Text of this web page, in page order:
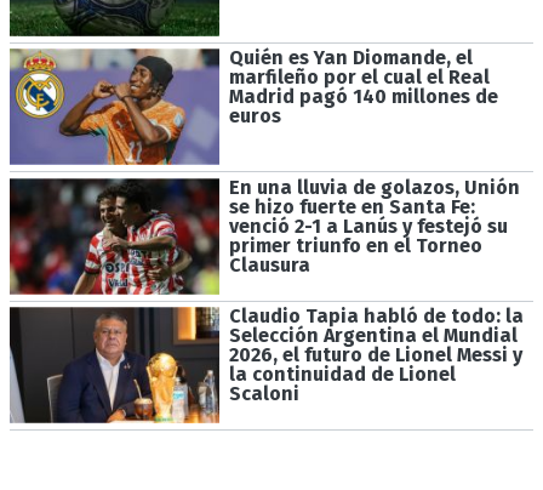
Quién es Yan Diomande, el
marfileño por el cual el Real
Madrid pagó 140 millones de
euros
En una lluvia de golazos, Unión
se hizo fuerte en Santa Fe:
venció 2-1 a Lanús y festejó su
primer triunfo en el Torneo
Clausura
Claudio Tapia habló de todo: la
Selección Argentina el Mundial
2026, el futuro de Lionel Messi y
la continuidad de Lionel
Scaloni